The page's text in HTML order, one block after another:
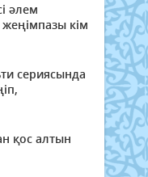
әлем
кім
сериясында
қос алтын